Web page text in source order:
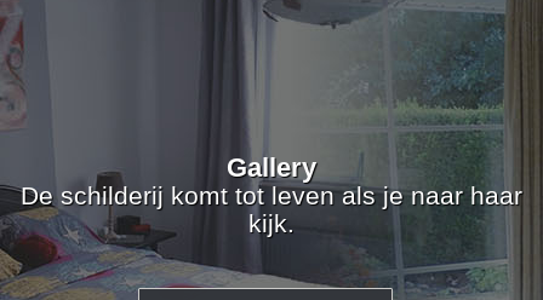
Gallery
De schilderij komt tot leven als je naar haar
kijk.